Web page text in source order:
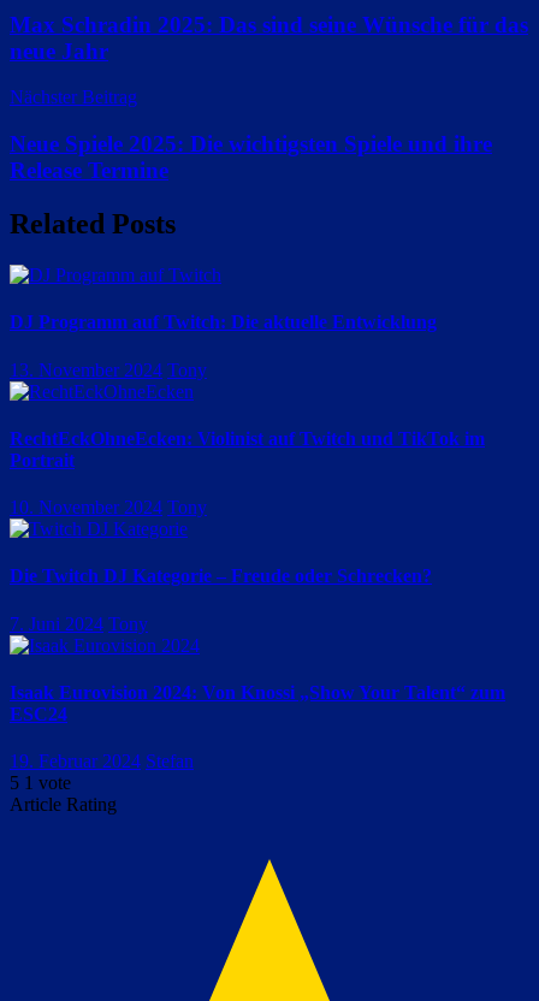
Max Schradin 2025: Das sind seine Wünsche für das
neue Jahr
Nächster Beitrag
Neue Spiele 2025: Die wichtigsten Spiele und ihre
Release Termine
Related Posts
DJ Programm auf Twitch: Die aktuelle Entwicklung
13. November 2024 Tony
RechtEckOhneEcken: Violinist auf Twitch und TikTok im
Portrait
10. November 2024 Tony
Die Twitch DJ Kategorie – Freude oder Schrecken?
7. Juni 2024 Tony
Isaak Eurovision 2024: Von Knossi „Show Your Talent“ zum
ESC24
19. Februar 2024 Stefan
5 1 vote
Article Rating